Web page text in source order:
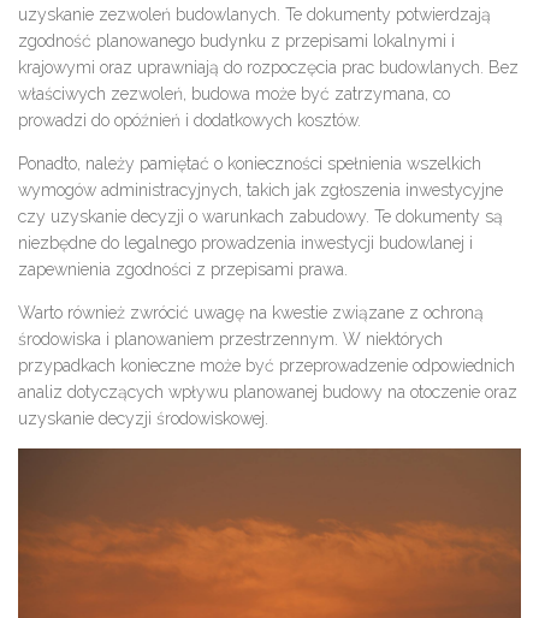
uzyskanie zezwoleń budowlanych. Te dokumenty potwierdzają
zgodność planowanego budynku z przepisami lokalnymi i
krajowymi oraz uprawniają do rozpoczęcia prac budowlanych. Bez
właściwych zezwoleń, budowa może być zatrzymana, co
prowadzi do opóźnień i dodatkowych kosztów.
Ponadto, należy pamiętać o konieczności spełnienia wszelkich
wymogów administracyjnych, takich jak zgłoszenia inwestycyjne
czy uzyskanie decyzji o warunkach zabudowy. Te dokumenty są
niezbędne do legalnego prowadzenia inwestycji budowlanej i
zapewnienia zgodności z przepisami prawa.
Warto również zwrócić uwagę na kwestie związane z ochroną
środowiska i planowaniem przestrzennym. W niektórych
przypadkach konieczne może być przeprowadzenie odpowiednich
analiz dotyczących wpływu planowanej budowy na otoczenie oraz
uzyskanie decyzji środowiskowej.